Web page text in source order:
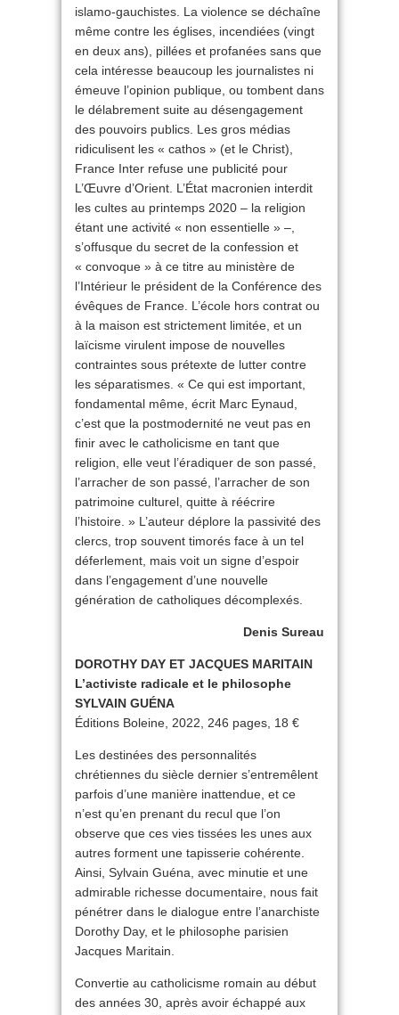
islamo-gauchistes. La violence se déchaîne
même contre les églises, incendiées (vingt
en deux ans), pillées et profanées sans que
cela intéresse beaucoup les journalistes ni
émeuve l’opinion publique, ou tombent dans
le délabrement suite au désengagement
des pouvoirs publics. Les gros médias
ridiculisent les « cathos » (et le Christ),
France Inter refuse une publicité pour
L’Œuvre d’Orient. L’État macronien interdit
les cultes au printemps 2020 – la religion
étant une activité « non essentielle » –,
s’offusque du secret de la confession et
« convoque » à ce titre au ministère de
l’Intérieur le président de la Conférence des
évêques de France. L’école hors contrat ou
à la maison est strictement limitée, et un
laïcisme virulent impose de nouvelles
contraintes sous prétexte de lutter contre
les séparatismes. « Ce qui est important,
fondamental même, écrit Marc Eynaud,
c’est que la postmodernité ne veut pas en
finir avec le catholicisme en tant que
religion, elle veut l’éradiquer de son passé,
l’arracher de son passé, l’arracher de son
patrimoine culturel, quitte à réécrire
l’histoire. » L’auteur déplore la passivité des
clercs, trop souvent timorés face à un tel
déferlement, mais voit un signe d’espoir
dans l’engagement d’une nouvelle
génération de catholiques décomplexés.
Denis Sureau
DOROTHY DAY ET JACQUES MARITAIN
L’activiste radicale et le philosophe
SYLVAIN GUÉNA
Éditions Boleine, 2022, 246 pages, 18 €
Les destinées des personnalités
chrétiennes du siècle dernier s’entremêlent
parfois d’une manière inattendue, et ce
n’est qu’en prenant du recul que l’on
observe que ces vies tissées les unes aux
autres forment une tapisserie cohérente.
Ainsi, Sylvain Guéna, avec minutie et une
admirable richesse documentaire, nous fait
pénétrer dans le dialogue entre l’anarchiste
Dorothy Day, et le philosophe parisien
Jacques Maritain.
Convertie au catholicisme romain au début
des années 30, après avoir échappé aux